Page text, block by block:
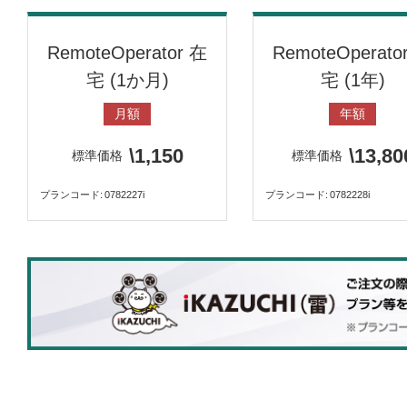
RemoteOperator 在
宅 (1か月)
月額
標準価格 \1,150
プランコード 0782227i
宅 (1年)
年額
標準価格
プランコード 0782228i